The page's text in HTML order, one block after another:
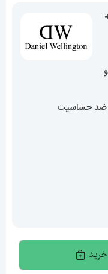
ضد حساسیت